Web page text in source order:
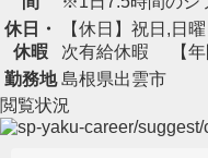
休日・
休暇
【休日】祝日,日
次有給休暇 【年
勤務地 島根県出雲市
閲覧状況